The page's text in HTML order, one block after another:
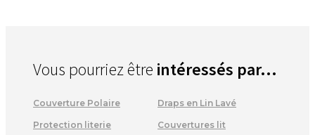
Vous pourriez être intéressés par...
Couverture Polaire Draps en Lin Lavé
Protection literie Couvertures lit